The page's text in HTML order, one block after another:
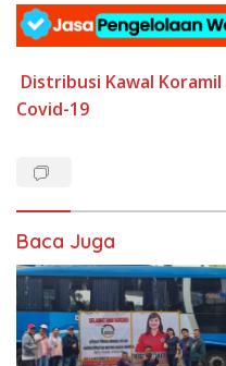
Distribusi Kawal Koramil
Covid-19
Baca Juga